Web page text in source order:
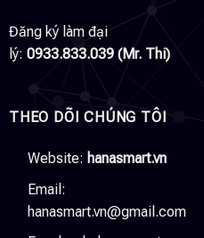
Đăng ký làm đại
lý: 0933.833.039 (Mr. Thi)
THEO DÕI CHÚNG TÔI
Website: hanasmart.vn
Email:
hanasmart.vn@gmail.com